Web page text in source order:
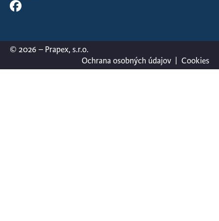
© 2026 – Prapex, s.r.o.
Ochrana osobných údajov
Cookies